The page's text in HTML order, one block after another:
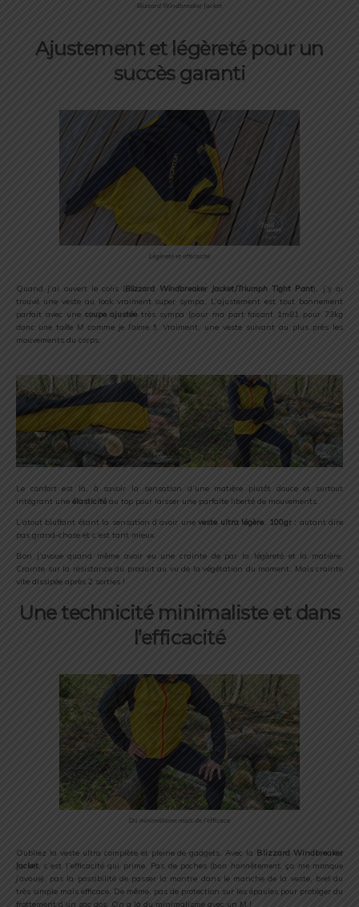
Blizzard Windbreaker Jacket
Ajustement et légèreté pour un
succès garanti
Légèreté et efficacité
Quand j’ai ouvert le colis (Blizzard Windbreaker Jacket/Triumph Tight Pant), j’y ai
trouvé une veste au look vraiment super sympa. L’ajustement est tout bonnement
parfait avec une coupe ajustéetrès sympa (pour ma part faisant 1m81 pour 73kg
donc une taille M comme je l’aime !). Vraiment, une veste suivant au plus près les
mouvements du corps.
Le confort est là, à savoir la sensation d’une matière plutôt douce et surtout
intégrant une élasticité au top pour laisser une parfaite liberté de mouvements.
L’atout bluffant étant la sensation d’avoir uneveste ultra légère 100gr : autant dire
pas grand-chose et c’est tant mieux.
Bon j’avoue quand même avoir eu une crainte de par la légèreté et la matière.
Crainte sur la résistance du produit au vu de la végétation du moment. Mais crainte
vite dissipée après 2 sorties !
Une technicité minimaliste et dans
l’efficacité
Du minimalisme mais de l’efficace
Oubliez la veste ultra complète et pleine de gadgets. Avec la Blizzard Windbreaker
Jacket, c’est l’efficacité qui prime. Pas de poches (bon honnêtement, ça me manque
j’avoue), pas la possibilité de passer la montre dans le manche de la veste, bref du
très simple mais efficace. De même, pas de protection sur les épaules pour protéger du
frottement d’un sac dos. On a là du minimalisme avec un M !